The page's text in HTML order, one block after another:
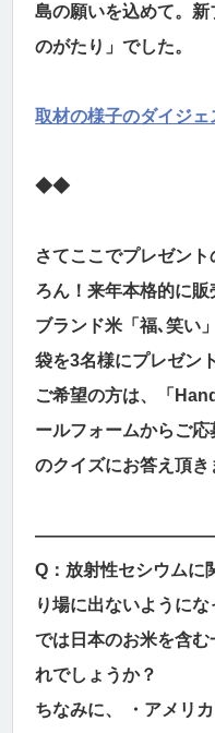
島の願いを込めて。
のがたり」でした。
取材の様子のダイジェ
◆◆
さてここでプレゼン
ろん！来年本格的に
ブランド米「福､笑い
袋を3名様にプレゼン
ご希望の方は、「
ールフォームからご
のクイズにお答え頂き
Q：放射性セシウムに
り場に出ないようにな
では日本のお米を含
れでしょうか？
ちなみに、 ・アメリ